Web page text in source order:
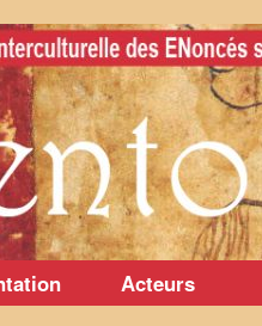
Acteurs